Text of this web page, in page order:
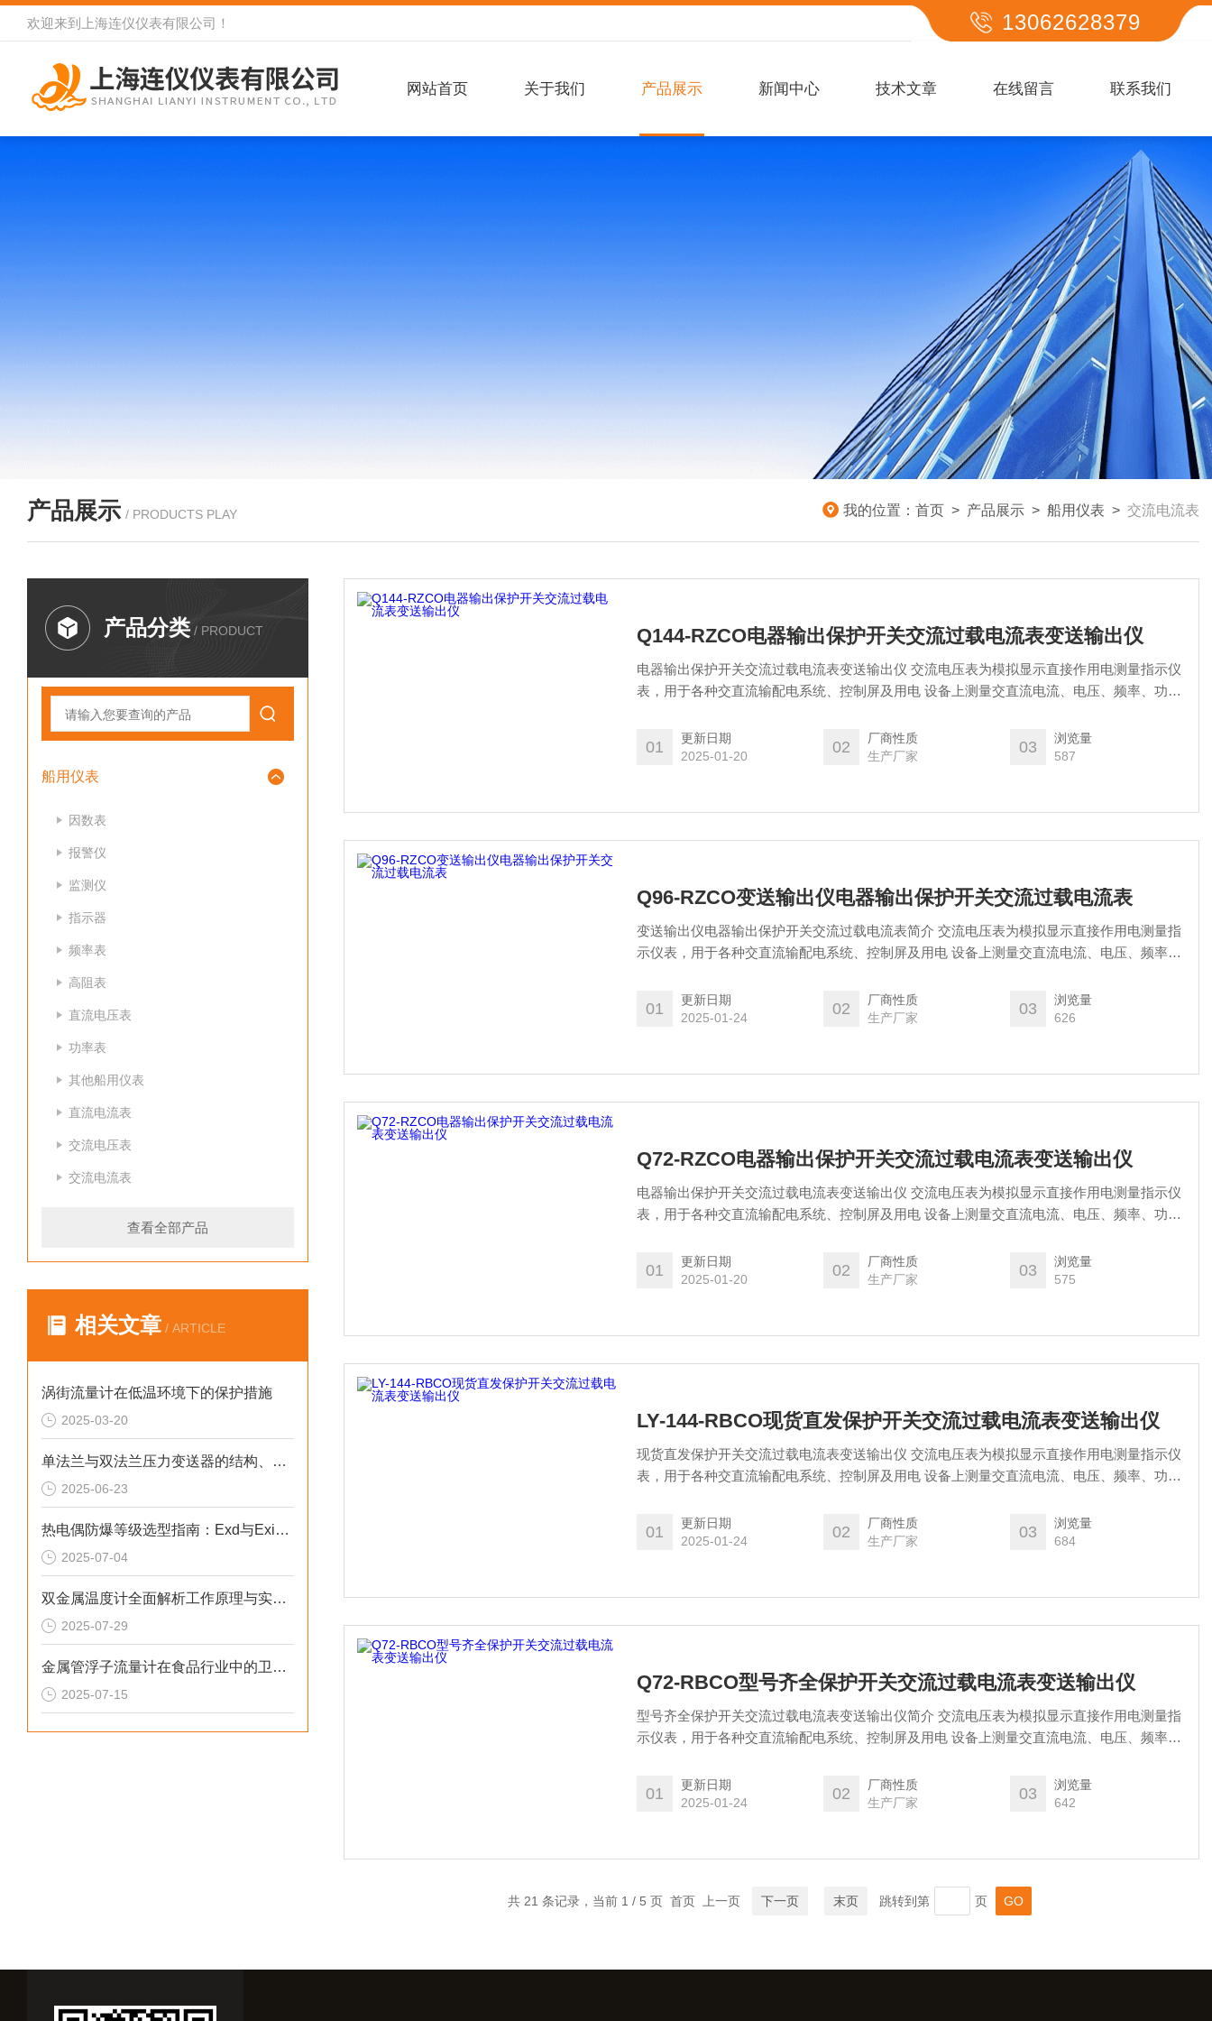
欢迎来到 上海连仪仪表有限公司 ！ 13062628379
网站首页 关于我们 产品展示 新闻中心 技术文章 在线留言 联系我们
产品展示 / PRODUCTS PLAY 我的位置： 首页 > 产品展示 > 船用仪表 > 交流电流表
产品分类 / PRODUCT
船用仪表
因数表
报警仪
监测仪
指示器
频率表
高阻表
直流电压表
功率表
其他船用仪表
直流电流表
交流电压表
交流电流表
查看全部产品
相关文章 / ARTICLE
涡街流量计在低温环境下的保护措施
2025-03-20
单法兰与双法兰压力变送器的结构、原理及应用分析
2025-06-23
热电偶防爆等级选型指南：Exd与Exi的场景化决策
2025-07-04
双金属温度计全面解析工作原理与实际应用
2025-07-29
金属管浮子流量计在食品行业中的卫生型设计规范
2025-07-15
Q144-RZCO电器输出保护开关交流过载电流表变送输出仪
电器输出保护开关交流过载电流表变送输出仪 交流电压表为模拟显示直接作用电测量指示仪
表，用于各种交直流输配电系统、控制屏及用电 设备上测量交直流电流、电压、频率、功率
01
更新日期
2025-01-20
02
厂商性质
生产厂家
03
浏览量
587
Q96-RZCO变送输出仪电器输出保护开关交流过载电流表
变送输出仪电器输出保护开关交流过载电流表简介 交流电压表为模拟显示直接作用电测量指
示仪表，用于各种交直流输配电系统、控制屏及用电 设备上测量交直流电流、电压、频率、
01
更新日期
2025-01-24
02
厂商性质
生产厂家
03
浏览量
626
Q72-RZCO电器输出保护开关交流过载电流表变送输出仪
电器输出保护开关交流过载电流表变送输出仪 交流电压表为模拟显示直接作用电测量指示仪
表，用于各种交直流输配电系统、控制屏及用电 设备上测量交直流电流、电压、频率、功率
01
更新日期
2025-01-20
02
厂商性质
生产厂家
03
浏览量
575
LY-144-RBCO现货直发保护开关交流过载电流表变送输出仪
现货直发保护开关交流过载电流表变送输出仪 交流电压表为模拟显示直接作用电测量指示仪
表，用于各种交直流输配电系统、控制屏及用电 设备上测量交直流电流、电压、频率、功率
01
更新日期
2025-01-24
02
厂商性质
生产厂家
03
浏览量
684
Q72-RBCO型号齐全保护开关交流过载电流表变送输出仪
型号齐全保护开关交流过载电流表变送输出仪简介 交流电压表为模拟显示直接作用电测量指
示仪表，用于各种交直流输配电系统、控制屏及用电 设备上测量交直流电流、电压、频率、
01
更新日期
2025-01-24
02
厂商性质
生产厂家
03
浏览量
642
共 21 条记录，当前 1 / 5 页 首页 上一页 下一页 末页 跳转到第 页